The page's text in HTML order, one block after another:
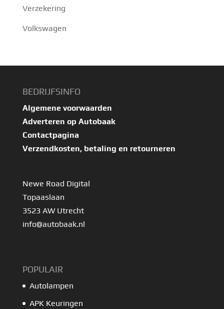
Verzekering
Volkswagen
BEDRIJFSINFO
Algemene voorwaarden
Adverteren op Autobaak
Contactpagina
Verzendkosten, betaling en retourneren
Newe Road Digital
Topaaslaan
3523 AW Utrecht
info@autobaak.nl
POPULAIR
Autolampen
APK Keuringen